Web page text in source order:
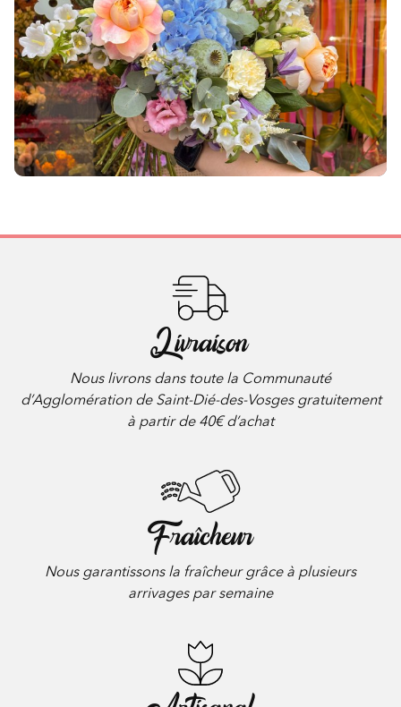
Livraison
Nous livrons dans toute la Communauté
d’Agglomération de Saint-Dié-des-Vosges gratuitement
à partir de 40€ d’achat
Fraîcheur
Nous garantissons la fraîcheur grâce à plusieurs
arrivages par semaine